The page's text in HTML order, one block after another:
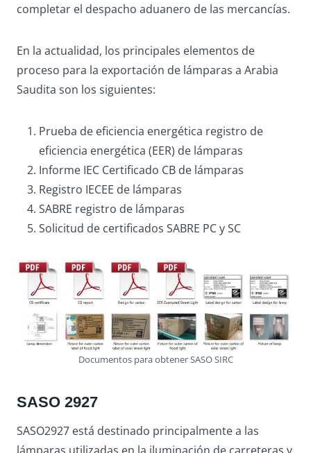
completar el despacho aduanero de las mercancías.
En la actualidad, los principales elementos de
proceso para la exportación de lámparas a Arabia
Saudita son los siguientes:
Prueba de eficiencia energética registro de
eficiencia energética (EER) de lámparas
Informe IEC Certificado CB de lámparas
Registro IECEE de lámparas
SABRE registro de lámparas
Solicitud de certificados SABRE PC y SC
Documentos para obtener SASO SIRC
SASO 2927
SASO2927 está destinado principalmente a las